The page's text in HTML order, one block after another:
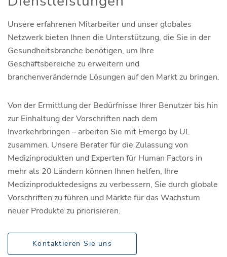
Unsere erfahrenen Mitarbeiter und unser globales
Netzwerk bieten Ihnen die Unterstützung, die Sie in der
Gesundheitsbranche benötigen, um Ihre
Geschäftsbereiche zu erweitern und
branchenverändernde Lösungen auf den Markt zu bringen.
Von der Ermittlung der Bedürfnisse Ihrer Benutzer bis hin
zur Einhaltung der Vorschriften nach dem
Inverkehrbringen – arbeiten Sie mit Emergo by UL
zusammen. Unsere Berater für die Zulassung von
Medizinprodukten und Experten für Human Factors in
mehr als 20 Ländern können Ihnen helfen, Ihre
Medizinproduktedesigns zu verbessern, Sie durch globale
Vorschriften zu führen und Märkte für das Wachstum
neuer Produkte zu priorisieren.
Kontaktieren Sie uns